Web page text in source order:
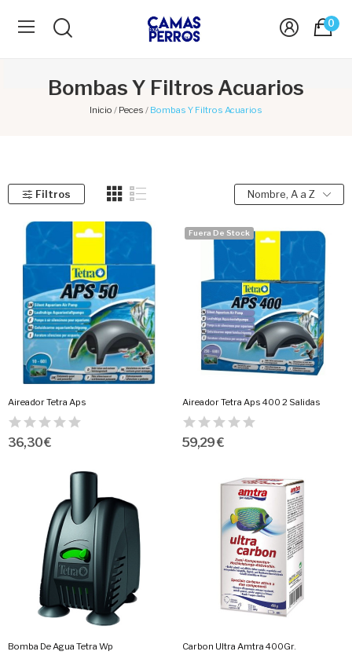
0
Bombas Y Filtros Acuarios
Inicio Peces Bombas Y Filtros Acuarios
Filtros Nombre, A a Z
Aireador Tetra Aps
36,30 €
Fuera De Stock
Aireador Tetra Aps 400 2 Salidas
59,29 €
Bomba De Agua Tetra Wp Carbon Ultra Amtra 400Gr.